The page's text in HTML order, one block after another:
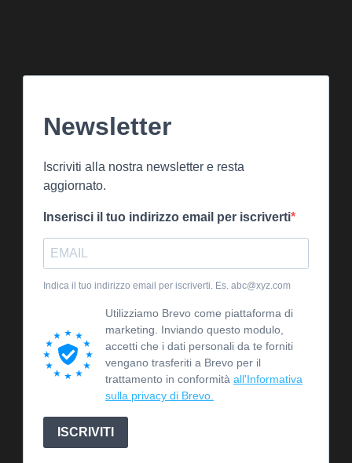
Newsletter
Iscriviti alla nostra newsletter e resta
aggiornato.
Inserisci il tuo indirizzo email per iscriverti
Indica il tuo indirizzo email per iscriverti. Es. abc@xyz.com
Utilizziamo Brevo come piattaforma di
marketing. Inviando questo modulo,
accetti che i dati personali da te forniti
vengano trasferiti a Brevo per il
trattamento in conformità all'Informativa
sulla privacy di Brevo.
ISCRIVITI